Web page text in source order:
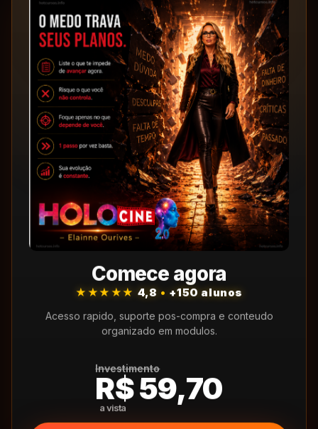
Comece agora
★★★★★ 4,8 • +150 alunos
Acesso rapido, suporte pos-compra e conteudo
organizado em modulos.
Investimento
R$ 59,70